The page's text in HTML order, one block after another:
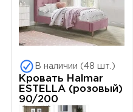
В наличии (48 шт.)
Кровать Halmar
ESTELLA (розовый)
90/200